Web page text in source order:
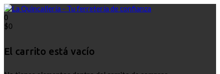
0
$0
El carrito está vacío